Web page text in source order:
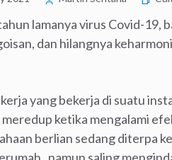
lamanya virus Covid-19,
dan hilangnya
yang bekerja di suatu
ketika mengalami
berlian sedang diterpa